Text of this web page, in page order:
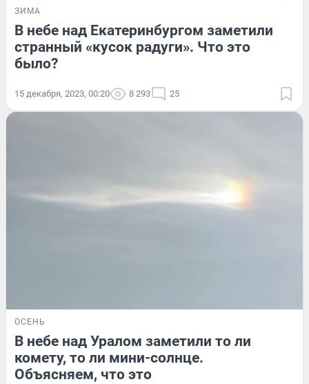
ЗИМА
В небе над Екатеринбургом заметили
странный «кусок радуги». Что это
было?
15 декабря, 2023, 00:20 8 293 25
ОСЕНЬ
В небе над Уралом заметили то ли
комету, то ли мини-солнце.
Объясняем, что это